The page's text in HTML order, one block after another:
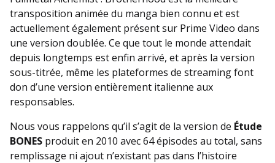
transposition animée du manga bien connu et est
actuellement également présent sur Prime Video dans
une version doublée. Ce que tout le monde attendait
depuis longtemps est enfin arrivé, et après la version
sous-titrée, même les plateformes de streaming font
don d’une version entièrement italienne aux
responsables.
Nous vous rappelons qu’il s’agit de la version de Étude
BONES produit en 2010 avec 64 épisodes au total, sans
remplissage ni ajout n’existant pas dans l’histoire